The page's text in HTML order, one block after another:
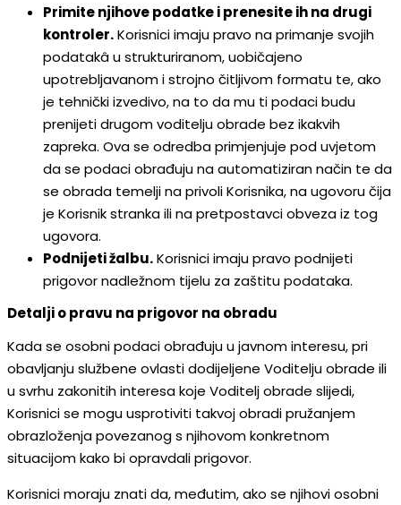
Primite njihove podatke i prenesite ih na drugi
kontroler.Korisnici imaju pravo na primanje svojih
podatakâ u strukturiranom, uobičajeno
upotrebljavanom i strojno čitljivom formatu te, ako
je tehnički izvedivo, na to da mu ti podaci budu
prenijeti drugom voditelju obrade bez ikakvih
zapreka. Ova se odredba primjenjuje pod uvjetom
da se podaci obrađuju na automatiziran način te da
se obrada temelji na privoli Korisnika, na ugovoru čija
je Korisnik stranka ili na pretpostavci obveza iz tog
ugovora.
Podnijeti žalbu.Korisnici imaju pravo podnijeti
prigovor nadležnom tijelu za zaštitu podataka.
Detalji o pravu na prigovor na obradu
Kada se osobni podaci obrađuju u javnom interesu, pri
obavljanju službene ovlasti dodijeljene Voditelju obrade ili
u svrhu zakonitih interesa koje Voditelj obrade slijedi,
Korisnici se mogu usprotiviti takvoj obradi pružanjem
obrazloženja povezanog s njihovom konkretnom
situacijom kako bi opravdali prigovor.
Korisnici moraju znati da, međutim, ako se njihovi osobni